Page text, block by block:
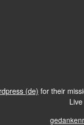
(de) for their